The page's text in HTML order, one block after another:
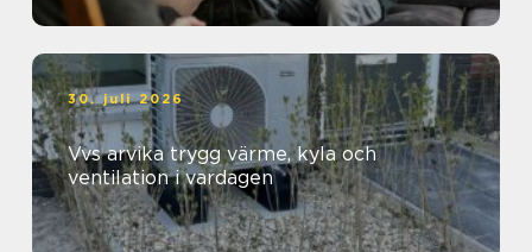
30. juli 2026
Vvs arvika trygg värme, kyla och
ventilation i vardagen